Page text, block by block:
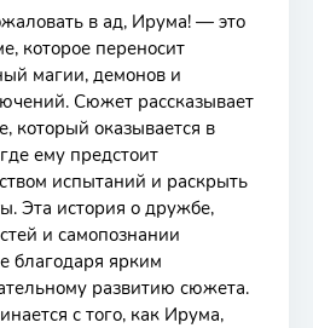
в ад, Ирума! — это
которое переносит
магии, демонов и
Сюжет рассказывает
который оказывается в
ему предстоит
испытаний и раскрыть
Эта история о дружбе,
и самопознании
благодаря ярким
развитию сюжета.
с того, как Ирума,